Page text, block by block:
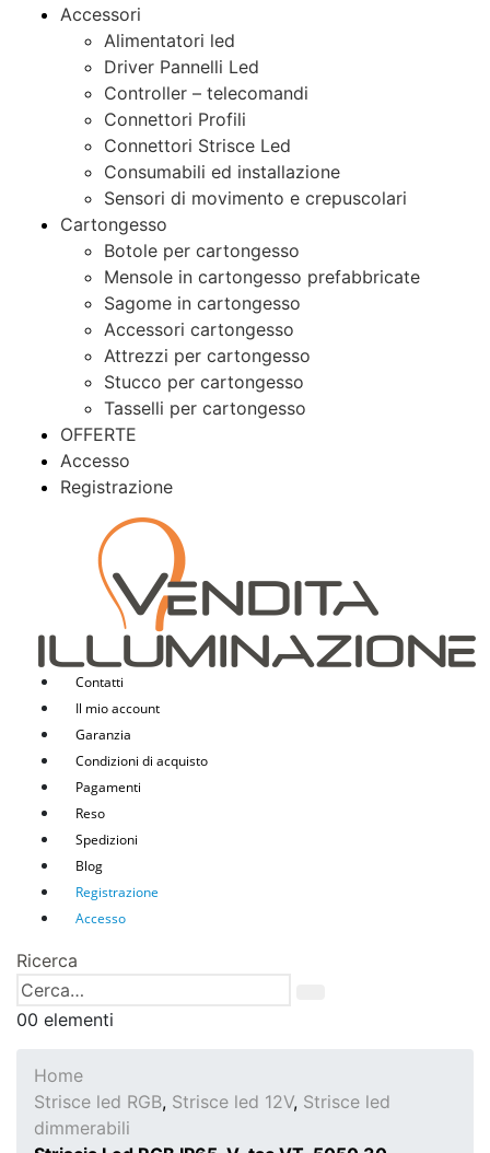
Accessori
Alimentatori led
Driver Pannelli Led
Controller – telecomandi
Connettori Profili
Connettori Strisce Led
Consumabili ed installazione
Sensori di movimento e crepuscolari
Cartongesso
Botole per cartongesso
Mensole in cartongesso prefabbricate
Sagome in cartongesso
Accessori cartongesso
Attrezzi per cartongesso
Stucco per cartongesso
Tasselli per cartongesso
OFFERTE
Accesso
Registrazione
Contatti
Il mio account
Garanzia
Condizioni di acquisto
Pagamenti
Reso
Spedizioni
Blog
Registrazione
Accesso
Ricerca
00 elementi
Home
Strisce led RGB, Strisce led 12V, Strisce led
dimmerabili